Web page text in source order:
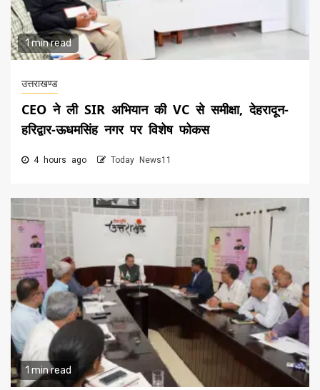
1 min read
उत्तराखण्ड
CEO ने ली SIR अभियान की VC से समीक्षा, देहरादून-
हरिद्वार-ऊधमसिंह नगर पर विशेष फोकस
4 hours ago Today News11
1 min read